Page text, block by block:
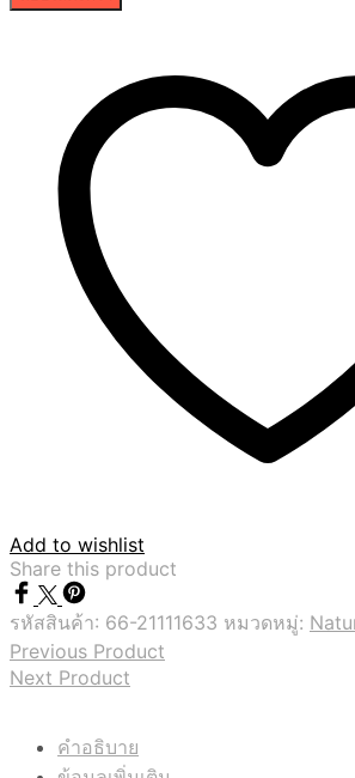
Add to wishlist
Share this product
รหัสสินค้า: 66-21111633 หมวดหมู่:
Previous Product
Next Product
คำอธิบาย